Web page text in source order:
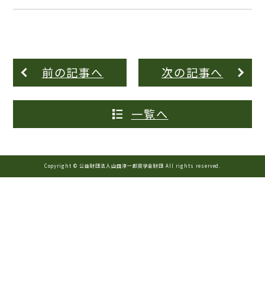
前の記事へ 次の記事へ
一覧へ
Copyright © 公益財団法人山田淳一郎奨学金財団 All rights reserved.